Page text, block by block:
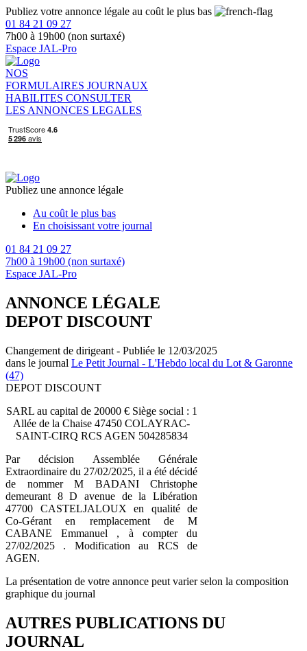
Publiez votre annonce légale au coût le plus bas
01 84 21 09 27
7h00 à 19h00 (non surtaxé)
Espace JAL-Pro
NOS
FORMULAIRES JOURNAUX
HABILITES CONSULTER
LES ANNONCES LEGALES
Publiez une annonce légale
Au coût le plus bas
En choisissant votre journal
01 84 21 09 27
7h00 à 19h00 (non surtaxé)
Espace JAL-Pro
ANNONCE LÉGALE
DEPOT DISCOUNT
Changement de dirigeant - Publiée le 12/03/2025
dans le journal Le Petit Journal - L'Hebdo local du Lot & Garonne
(47)
DEPOT DISCOUNT
SARL au capital de 20000 € Siège social : 1
Allée de la Chaise 47450 COLAYRAC-
SAINT-CIRQ RCS AGEN 504285834
Par décision Assemblée Générale
Extraordinaire du 27/02/2025, il a été décidé
de nommer M BADANI Christophe
demeurant 8 D avenue de la Libération
47700 CASTELJALOUX en qualité de
Co-Gérant en remplacement de M
CABANE Emmanuel , à compter du
27/02/2025 . Modification au RCS de
AGEN.
La présentation de votre annonce peut varier selon la composition
graphique du journal
AUTRES PUBLICATIONS DU
JOURNAL